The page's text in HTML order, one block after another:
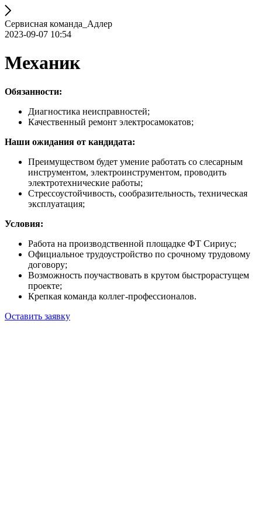
Сервисная команда_Адлер
2023-09-07 10:54
Механик
Обязанности:
Диагностика неисправностей;
Качественный ремонт электросамокатов;
Наши ожидания от кандидата:
Преимуществом будет умение работать со слесарным
инструментом, электроинструментом, проводить
электротехнические работы;
Стрессоустойчивость, сообразительность, техническая
эксплуатация;
Условия:
Работа на производственной площадке ФТ Сириус;
Официальное трудоустройство по срочному трудовому
договору;
Возможность поучаствовать в крутом быстрорастущем
проекте;
Крепкая команда коллег-профессионалов.
Оставить заявку